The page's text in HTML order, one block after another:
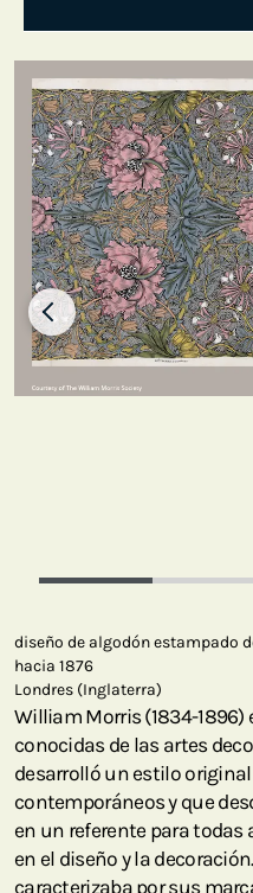
diseño de algodón estampado
hacia 1876
Londres (Inglaterra)
William Morris (1834-
conocidas de las artes
desarrolló un estilo
contemporáneos y que
en un referente para
en el diseño y la
caracterizaba por sus